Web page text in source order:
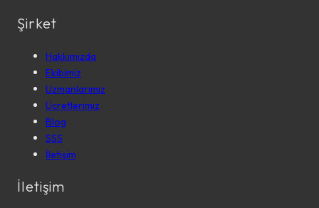
Şirket
Hakkımızda
Ekibimiz
Uzmanlarımız
Ücretlerimiz
Blog
SSS
İletişim
İletişim